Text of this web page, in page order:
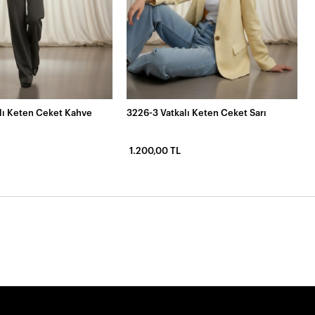
Keten Ceket Kahve 3226-3 Vatkalı Keten Ceket Sarı
1.200,00 TL